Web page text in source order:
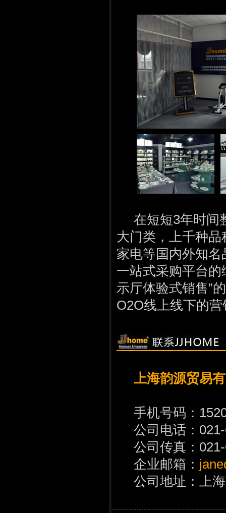
在短短3年时间
大门类，上千种
家电等国内外知
一站式采购平台
示厅体验式销售”
O2O线上线下的
上海韵源贸易
手机号码：
公司电话：021-
公司传真：021-
企业邮箱：
公司地址：上海